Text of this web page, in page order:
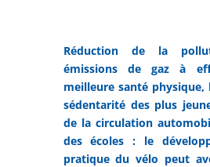
Réduction de la
émissions de gaz à
meilleure santé
sédentarité des plus
de la circulation
des écoles : le
pratique du vélo peut